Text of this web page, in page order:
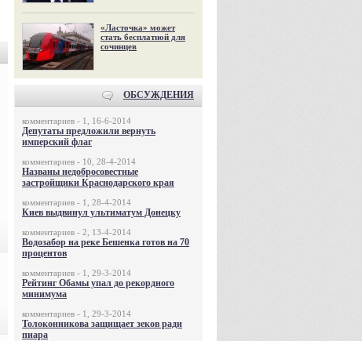
«Ласточка» может
стать бесплатной для
сочинцев
ОБСУЖДЕНИЯ
комментариев - 1, 16-6-2014
Депутаты предложили вернуть
имперский флаг
комментариев - 10, 28-4-2014
Названы недобросовестные
застройщики Краснодарского края
комментариев - 1, 28-4-2014
Киев выдвинул ультиматум Донецку
комментариев - 2, 13-4-2014
Водозабор на реке Бешенка готов на 70
процентов
комментариев - 1, 29-3-2014
Рейтинг Обамы упал до рекордного
минимума
комментариев - 1, 29-3-2014
Толоконникова защищает зеков ради
пиара